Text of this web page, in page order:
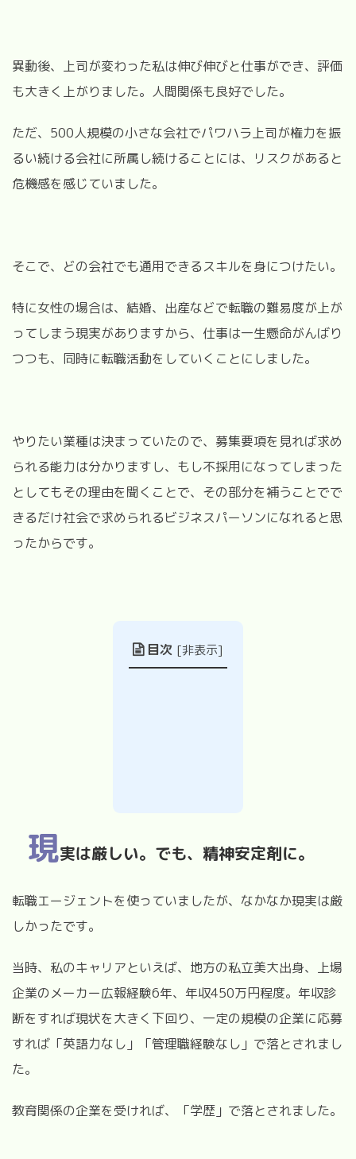
異動後、上司が変わった私は伸び伸びと仕事ができ、評価
も大きく上がりました。人間関係も良好でした。
ただ、500人規模の小さな会社でパワハラ上司が権力を振
るい続ける会社に所属し続けることには、リスクがあると
危機感を感じていました。
そこで、どの会社でも通用できるスキルを身につけたい。
特に女性の場合は、結婚、出産などで転職の難易度が上が
ってしまう現実がありますから、仕事は一生懸命がんばり
つつも、同時に転職活動をしていくことにしました。
やりたい業種は決まっていたので、募集要項を見れば求め
られる能力は分かりますし、もし不採用になってしまった
としてもその理由を聞くことで、その部分を補うことでで
きるだけ社会で求められるビジネスパーソンになれると思
ったからです。
目次 [非表示]
現実は厳しい。でも、精神安定剤に。
転職エージェントを使っていましたが、なかなか現実は厳
しかったです。
当時、私のキャリアといえば、地方の私立美大出身、上場
企業のメーカー広報経験6年、年収450万円程度。年収診
断をすれば現状を大きく下回り、一定の規模の企業に応募
すれば「英語力なし」「管理職経験なし」で落とされまし
た。
教育関係の企業を受ければ、「学歴」で落とされました。